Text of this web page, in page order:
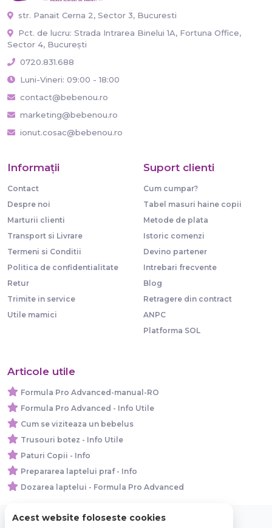
str. Panait Cerna 2, Sector 3, Bucuresti
Pct. de lucru: Strada Intrarea Binelui 1A, Fortuna Office,
Sector 4, București
0720.831.688
Luni-Vineri: 09:00 - 18:00
contact@bebenou.ro
marketing@bebenou.ro
ionut.cosac@bebenou.ro
Informaţii
Contact
Despre noi
Marturii clienti
Transport si Livrare
Termeni si Conditii
Politica de confidentialitate
Retur
Trimite in service
Utile mamici
Suport clienti
Cum cumpar?
Tabel masuri haine copii
Metode de plata
Istoric comenzi
Devino partener
Intrebari frecvente
Blog
Retragere din contract
ANPC
Platforma SOL
Articole utile
Formula Pro Advanced-manual-RO
Formula Pro Advanced - Info Utile
Cum se viziteaza un bebelus
Trusouri botez - Info Utile
Paturi Copii - Info
Prepararea laptelui praf - Info
Dozarea laptelui - Formula Pro Advanced
Acest website foloseste cookies